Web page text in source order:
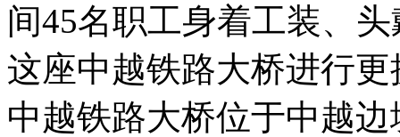
间45名职工身着工装、
这座中越铁路大桥进行
中越铁路大桥位于中越